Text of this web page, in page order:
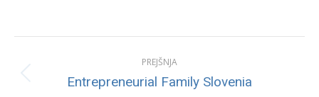
navigation
PREJŠNJA
Previous
Entrepreneurial Family Slovenia